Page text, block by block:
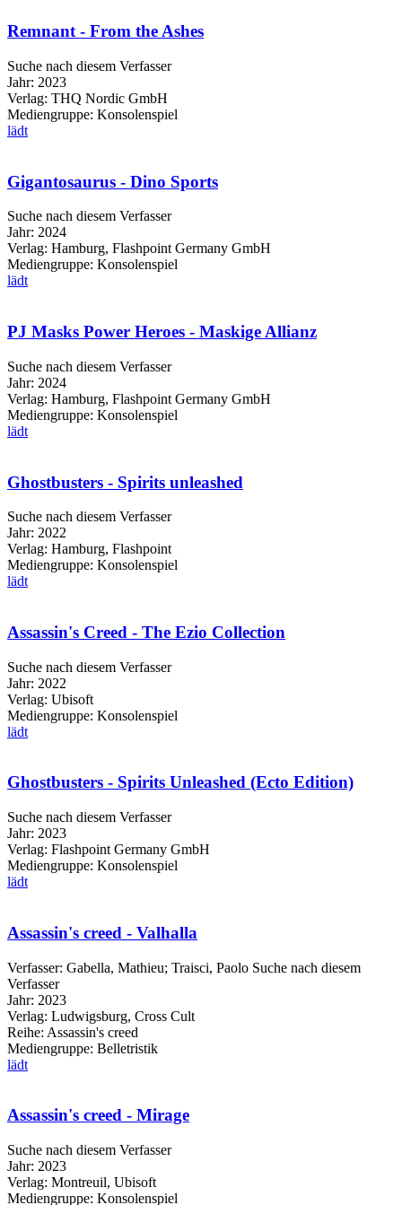
Remnant - From the Ashes
Suche nach diesem Verfasser
Jahr: 2023
Verlag: THQ Nordic GmbH
Mediengruppe: Konsolenspiel
lädt
Gigantosaurus - Dino Sports
Suche nach diesem Verfasser
Jahr: 2024
Verlag: Hamburg, Flashpoint Germany GmbH
Mediengruppe: Konsolenspiel
lädt
PJ Masks Power Heroes - Maskige Allianz
Suche nach diesem Verfasser
Jahr: 2024
Verlag: Hamburg, Flashpoint Germany GmbH
Mediengruppe: Konsolenspiel
lädt
Ghostbusters - Spirits unleashed
Suche nach diesem Verfasser
Jahr: 2022
Verlag: Hamburg, Flashpoint
Mediengruppe: Konsolenspiel
lädt
Assassin's Creed - The Ezio Collection
Suche nach diesem Verfasser
Jahr: 2022
Verlag: Ubisoft
Mediengruppe: Konsolenspiel
lädt
Ghostbusters - Spirits Unleashed (Ecto Edition)
Suche nach diesem Verfasser
Jahr: 2023
Verlag: Flashpoint Germany GmbH
Mediengruppe: Konsolenspiel
lädt
Assassin's creed - Valhalla
Verfasser: Gabella, Mathieu; Traisci, Paolo Suche nach diesem
Verfasser
Jahr: 2023
Verlag: Ludwigsburg, Cross Cult
Reihe: Assassin's creed
Mediengruppe: Belletristik
lädt
Assassin's creed - Mirage
Suche nach diesem Verfasser
Jahr: 2023
Verlag: Montreuil, Ubisoft
Mediengruppe: Konsolenspiel